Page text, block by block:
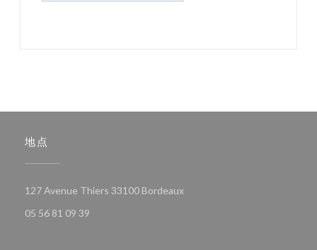
地点
127 Avenue Thiers 33100 Bordeaux((在新窗口中打开))
05 56 81 09 39